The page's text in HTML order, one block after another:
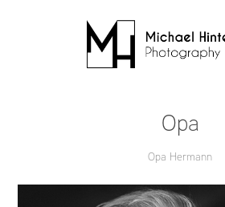
Opa
Opa Hermann